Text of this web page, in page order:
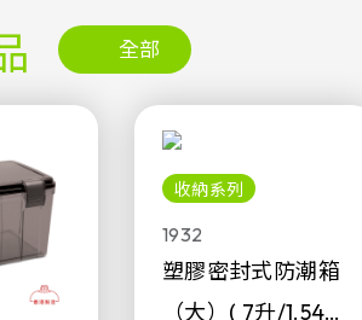
全部
收納系列
1932
塑膠密封式防潮箱
（大）( 7升/1.54加